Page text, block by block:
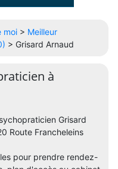
moi > Meilleur
> Grisard Arnaud
à
Grisard
Route Francheleins
pour prendre rendez-